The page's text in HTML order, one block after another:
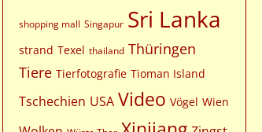
shopping mall Singapur Sri Lanka
strand Texel thailand Thüringen
Tiere Tierfotografie Tioman Island
Tschechien USA Video Vögel Wien